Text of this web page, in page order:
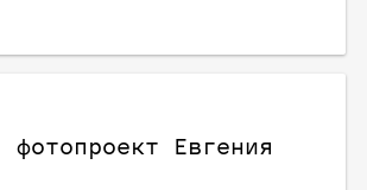
фотопроект Евгения